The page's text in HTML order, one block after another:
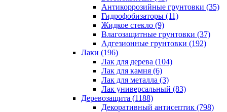
Антикоррозийные грунтовки (35)
Гидрофобизаторы (11)
Жидкое стекло (9)
Влагозащитные грунтовки (37)
Адгезионные грунтовки (192)
Лаки (196)
Лак для дерева (104)
Лак для камня (6)
Лак для металла (3)
Лак универсальный (83)
Деревозащита (1188)
Декоративный антисептик (798)